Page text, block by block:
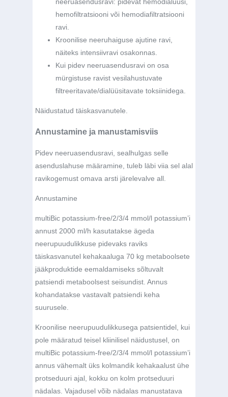
hemofiltratsiooni või hemodiafiltratsiooni
ravi.
Kroonilise neeruhaiguse ajutine ravi,
näiteks intensiivravi osakonnas.
Kui pidev neeruasendusravi on osa
mürgistuse ravist vesilahustuvate
filtreeritavate/dialüüsitavate toksiinidega.
Näidustatud täiskasvanutele.
Annustamine ja manustamisviis
Pidev neeruasendusravi, sealhulgas selle
asenduslahuse määramine, tuleb läbi viia sel alal
ravikogemust omava arsti järelevalve all.
Annustamine
multiBic potassium-free/2/3/4 mmol/l potassium’i
annust 2000 ml/h kasutatakse ägeda
neerupuudulikkuse pidevaks raviks
täiskasvanutel kehakaaluga 70 kg metaboolsete
jääkproduktide eemaldamiseks sõltuvalt
patsiendi metaboolsest seisundist. Annus
kohandatakse vastavalt patsiendi keha
suurusele.
Kroonilise neerupuudulikkusega patsientidel, kui
pole määratud teisel kliinilisel näidustusel, on
multiBic potassium-free/2/3/4 mmol/l potassium’i
annus vähemalt üks kolmandik kehakaalust ühe
protseduuri ajal, kokku on kolm protseduuri
nädalas. Vajadusel võib nädalas manustatava